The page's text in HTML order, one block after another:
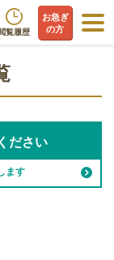
覧履歴
お急ぎ
の方
ださい
ます